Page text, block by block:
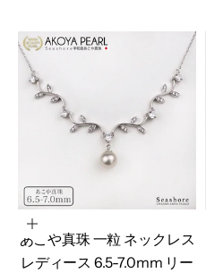
カートに追加
あこや真珠 一粒 ネックレス
レディース 6.5-7.0mm リー